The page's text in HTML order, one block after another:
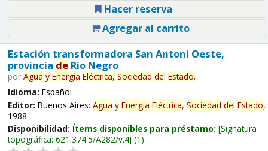
Hacer reserva
Agregar al carrito
Estación transformadora San Antoni Oeste,
provincia deRío Negro
por Agua y Energía Eléctrica, Sociedad del Estado.
Idioma: Español
Editor: Buenos Aires: Agua y Energía Eléctrica, Sociedad del Estado,
1988
Disponibilidad: Ítems disponibles para préstamo: Signatura
topográfica: 621.374.5/A282/v.4 (1).